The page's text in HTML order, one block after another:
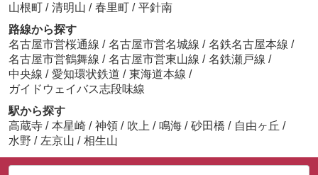
山根町 / 清明山 / 春里町 / 平針南
路線から探す
名古屋市営桜通線 / 名古屋市営名城線 / 名鉄名古屋本線 /
名古屋市営鶴舞線 / 名古屋市営東山線 / 名鉄瀬戸線 /
中央線 / 愛知環状鉄道 / 東海道本線 /
ガイドウェイバス志段味線
駅から探す
高蔵寺 / 本星崎 / 神領 / 吹上 / 鳴海 / 砂田橋 / 自由ヶ丘 /
水野 / 左京山 / 相生山